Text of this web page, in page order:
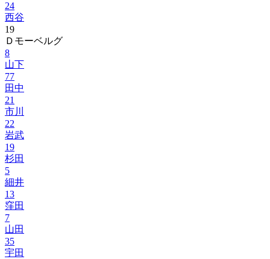
24
西谷
19
Ｄモーベルグ
8
山下
77
田中
21
市川
22
岩武
19
杉田
5
細井
13
窪田
7
山田
35
宇田